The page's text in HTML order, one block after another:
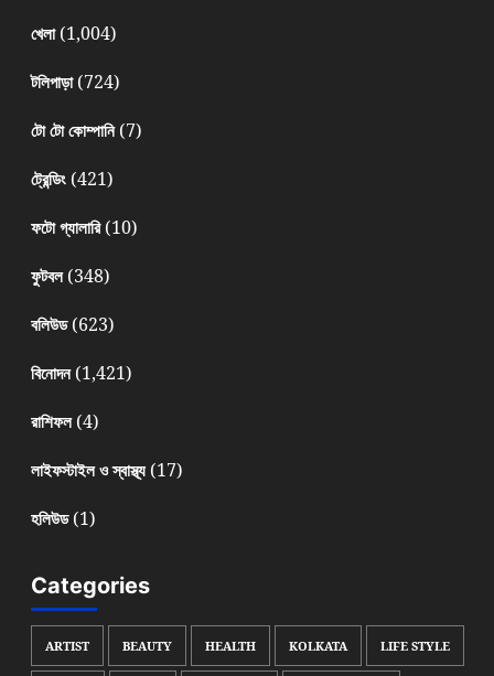
খেলা(1,004)
টলিপাড়া(724)
টো টো কোম্পানি(7)
ট্রেন্ডিং(421)
ফটো গ্যালারি(10)
ফুটবল(348)
বলিউড(623)
বিনোদন(1,421)
রাশিফল(4)
লাইফস্টাইল ও স্বাস্থ্য(17)
হলিউড(1)
Categories
ARTIST BEAUTY HEALTH KOLKATA LIFE STYLE